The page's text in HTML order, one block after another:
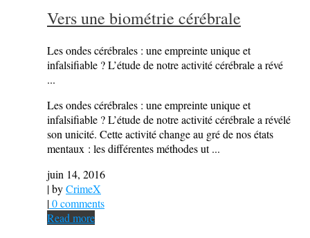
Vers une biométrie cérébrale
Les ondes cérébrales : une empreinte unique et
infalsifiable ? L’étude de notre activité cérébrale a révé
...
Les ondes cérébrales : une empreinte unique et
infalsifiable ? L’étude de notre activité cérébrale a révélé
son unicité. Cette activité change au gré de nos états
mentaux : les différentes méthodes ut ...
juin 14, 2016
| byCrimeX
|0 comments
Read more